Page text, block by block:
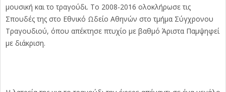
μουσική και το τραγούδι. Το 2008-2016 ολοκλήρωσε τις
Σπουδές της στο Εθνικό Ωδείο Αθηνών στο τμήμα Σύγχρονου
Τραγουδιού, όπου απέκτησε πτυχίο με βαθμό Άριστα Παμψηφεί
με διάκριση.